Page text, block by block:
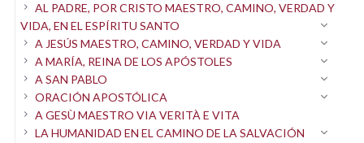
AL PADRE, POR CRISTO MAESTRO, CAMINO, VERDAD Y
VIDA, EN EL ESPÍRITU SANTO
A JESÚS MAESTRO, CAMINO, VERDAD Y VIDA
A MARÍA, REINA DE LOS APÓSTOLES
A SAN PABLO
ORACIÓN APOSTÓLICA
A GESÙ MAESTRO VIA VERITÀ E VITA
LA HUMANIDAD EN EL CAMINO DE LA SALVACIÓN